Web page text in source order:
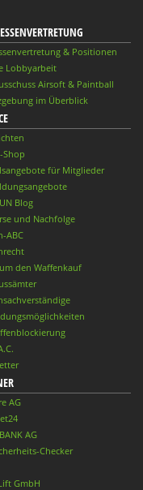
& Positionen
Lobbyarbeit
Airsoft & Paintball
im Überblick
Shop
für Mitglieder
Blog
und Nachfolge
ABC
den Waffenkauf
AG
AG
Checker
GmbH